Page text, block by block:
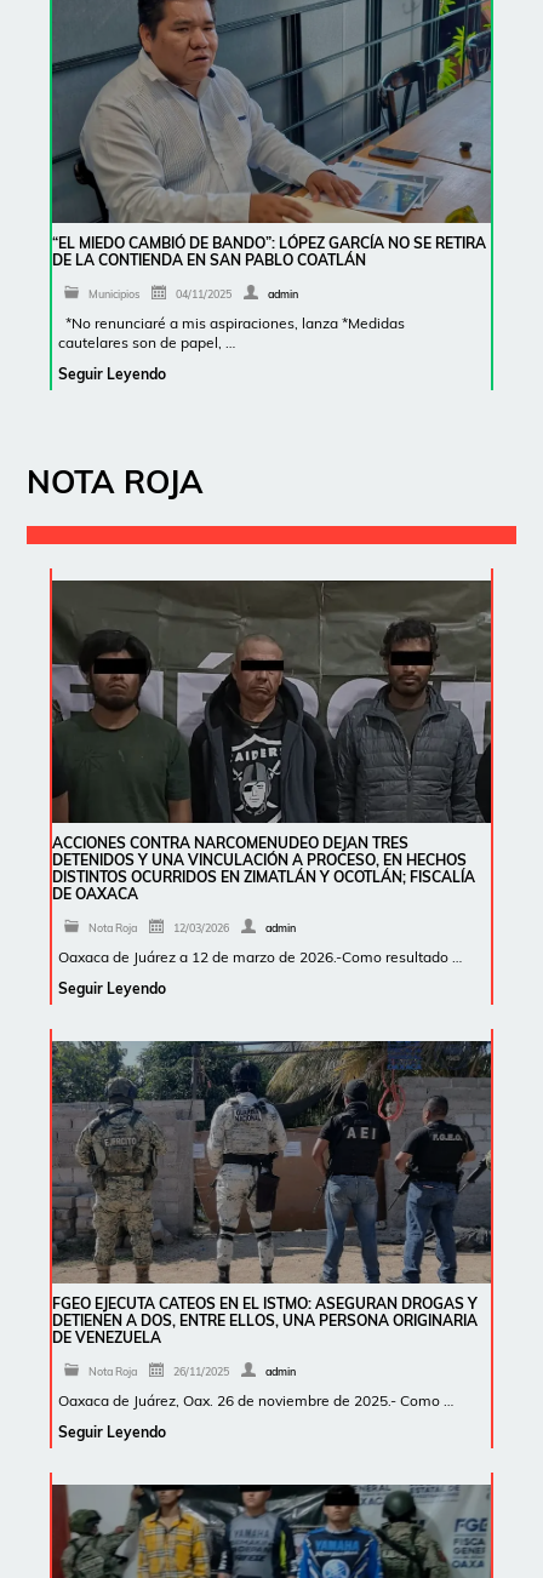
“EL MIEDO CAMBIÓ DE BANDO”: LÓPEZ GARCÍA NO SE RETIRA
DE LA CONTIENDA EN SAN PABLO COATLÁN
Municipios 04/11/2025 admin
*No renunciaré a mis aspiraciones, lanza *Medidas
cautelares son de papel, …
Seguir Leyendo
NOTA ROJA
ACCIONES CONTRA NARCOMENUDEO DEJAN TRES
DETENIDOS Y UNA VINCULACIÓN A PROCESO, EN HECHOS
DISTINTOS OCURRIDOS EN ZIMATLÁN Y OCOTLÁN; FISCALÍA
DE OAXACA
Nota Roja 12/03/2026 admin
Oaxaca de Juárez a 12 de marzo de 2026.-Como resultado …
Seguir Leyendo
FGEO EJECUTA CATEOS EN EL ISTMO: ASEGURAN DROGAS Y
DETIENEN A DOS, ENTRE ELLOS, UNA PERSONA ORIGINARIA
DE VENEZUELA
Nota Roja 26/11/2025 admin
Oaxaca de Juárez, Oax. 26 de noviembre de 2025.- Como …
Seguir Leyendo